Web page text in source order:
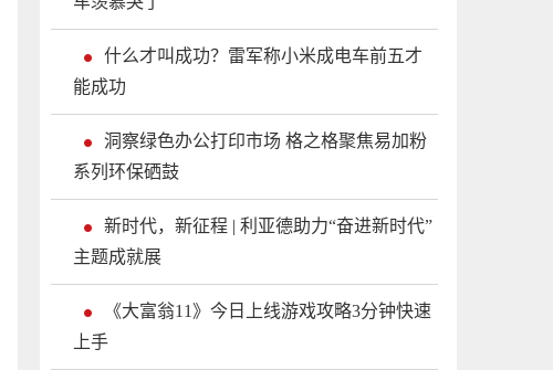
什么才叫成功？雷军称小米成电车前五才
能成功
洞察绿色办公打印市场 格之格聚焦易加粉
系列环保硒鼓
新时代，新征程 | 利亚德助力“奋进新时代”
主题成就展
《大富翁11》今日上线游戏攻略3分钟快速
上手